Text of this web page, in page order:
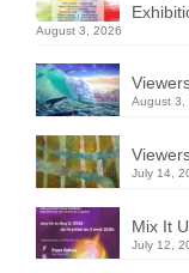
August 3, 2026
August 3,
July 14,
Mix It
July 12,